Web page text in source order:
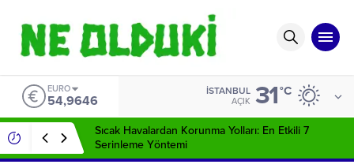
EURO
54,9646
İSTANBUL
AÇIK 31°C
Sıcak Havalardan Korunma Yolları: En Etkili 7
Serinleme Yöntemi